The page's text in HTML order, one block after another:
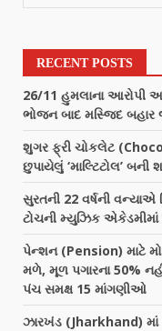
RECENT POSTS
26/11 હુમલાના આરોપી
ભોજન બાદ મસ્જિદ
શુગર ફ્રી ચોકલેટ
છુપાયેલું ‘માલ્ટિટોલ’
સુરતની 22 વર્ષની વન્યાએ
ટોચની મ્યુઝિક
પેન્શન (Pension) માટે
મળે, મૂળ પગારના 50%
પંચ સમક્ષ 15 માંગણીઓ
ઝારખંડ (Jharkhand) માં